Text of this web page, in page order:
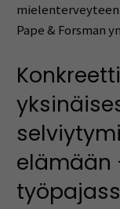
Pape & Forsman
elämään